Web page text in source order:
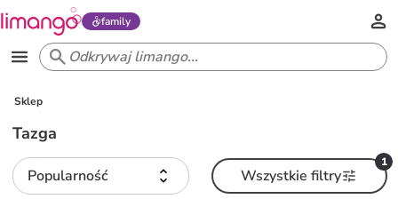
family
Sklep
Tazga
Popularność
1
Wszystkie filtry